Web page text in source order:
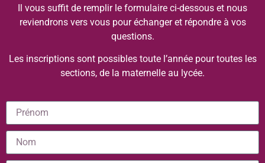
Il vous suffit de remplir le formulaire ci-dessous et nous
reviendrons vers vous pour échanger et répondre à vos
questions.
Les inscriptions sont possibles toute l’année pour toutes les
sections, de la maternelle au lycée.